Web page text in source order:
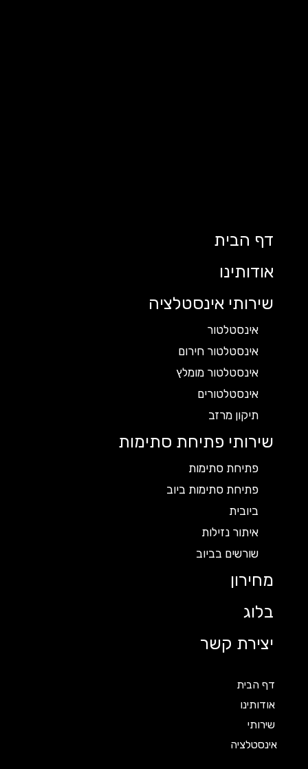
דף הבית
אודותינו
שירותי אינסטלציה
אינסטלטור
אינסטלטור חירום
אינסטלטור מומלץ
אינסטלטורים
תיקון מרזב
שירותי פתיחת סתימות
פתיחת סתימות
פתיחת סתימות ביוב
ביובית
איתור נזילות
שורשים בביוב
מחירון
בלוג
יצירת קשר
דף הבית
אודותינו
שירותי
אינסטלציה